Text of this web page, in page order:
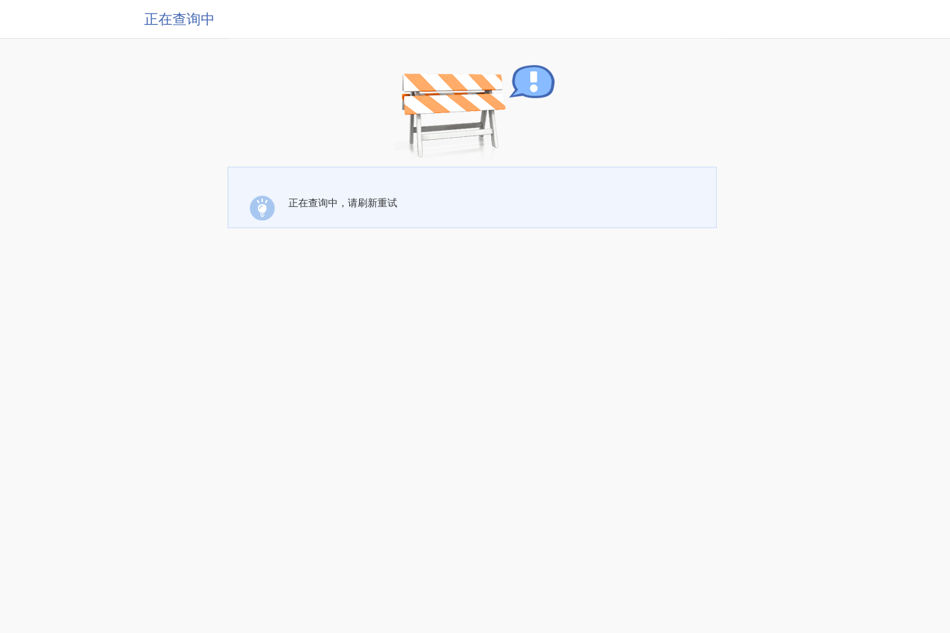
正在查询中
正在查询中，请刷新重试